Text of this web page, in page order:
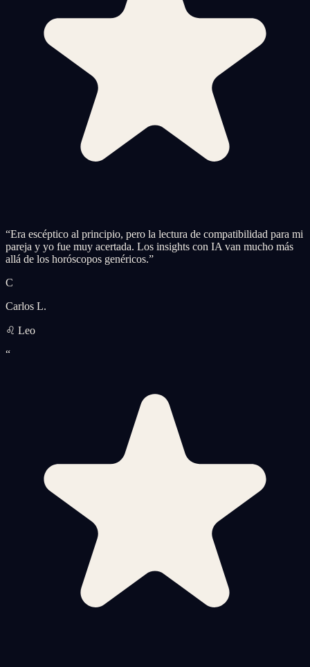
“Era escéptico al principio, pero la lectura de compatibilidad para mi
pareja y yo fue muy acertada. Los insights con IA van mucho más
allá de los horóscopos genéricos.”
C
Carlos L.
♌ Leo
“